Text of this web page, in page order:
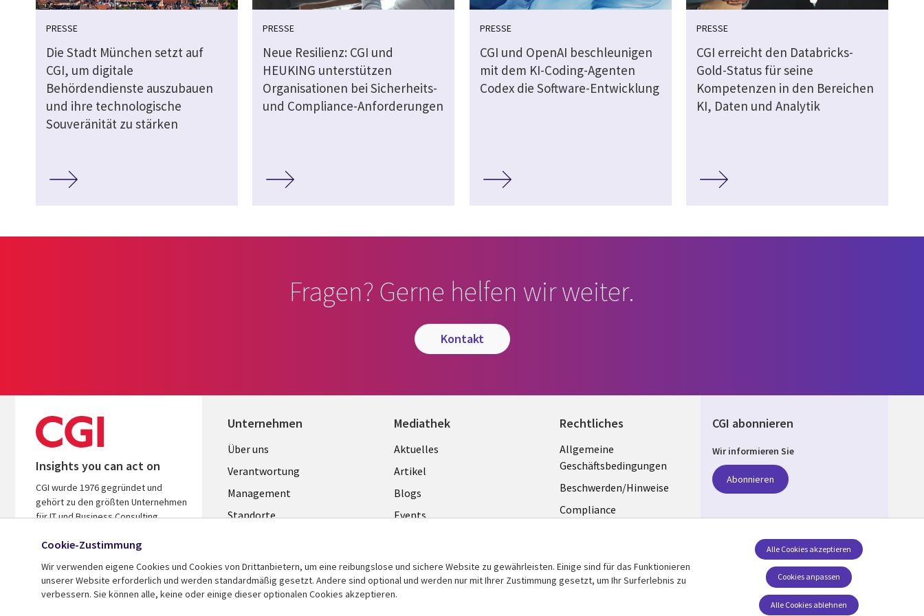
PRESSE
Die Stadt München setzt auf
CGI, um digitale
Behördendienste auszubauen
und ihre technologische
Souveränität zu stärken
PRESSE
Neue Resilienz: CGI und
HEUKING unterstützen
Organisationen bei Sicherheits-
und Compliance-Anforderungen
PRESSE
CGI und OpenAI beschleunigen
mit dem KI-Coding-Agenten
Codex die Software-Entwicklung
PRESSE
CGI erreicht den Databricks-
Gold-Status für seine
Kompetenzen in den Bereichen
KI, Daten und Analytik
Fragen? Gerne helfen wir weiter.
kontakt
Insights you can act on
CGI wurde 1976 gegründet und
gehört zu den größten Unternehmen
für IT und Business Consulting
handeln ergebnisorientiert und
Unternehmen
Useful
links
GERMANY
Über uns
Verantwortung
Management
Standorte
Mediathek
Library
Links
GERMANY
Aktuelles
Artikel
Blogs
Events
Standpunkt
Rechtliches
Legal
GERMANY
Allgemeine
Geschäftsbedingungen
Beschwerden/Hinweise
Compliance
Cookie-Einstellungen
CGI abonnieren
Wir informieren Sie
Abonnieren
Folgen Sie uns
Social Media GERMANY
Cookie-Zustimmung
Wir verwenden eigene Cookies und Cookies von Drittanbietern, um eine reibungslose und sichere Website zu gewährleisten. Einige sind für das Funktionieren
unserer Website erforderlich und werden standardmäßig gesetzt. Andere sind optional und werden nur mit Ihrer Zustimmung gesetzt, um Ihr Surferlebnis zu
verbessern. Sie können alle, keine oder einige dieser optionalen Cookies akzeptieren.
Cookies anpassen
Alle Cookies akzeptieren
Alle Cookies ablehnen